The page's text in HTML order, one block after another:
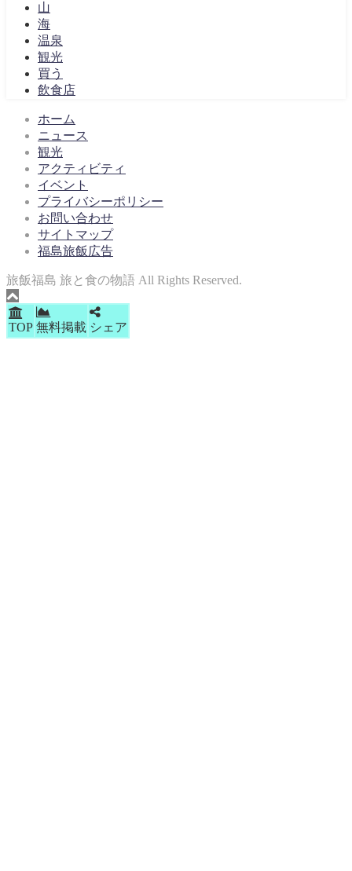
山
海
温泉
観光
買う
飲食店
ホーム
ニュース
観光
アクティビティ
イベント
プライバシーポリシー
お問い合わせ
サイトマップ
福島旅飯広告
旅飯福島 旅と食の物語 All Rights Reserved.
TOP 無料掲載 シェア